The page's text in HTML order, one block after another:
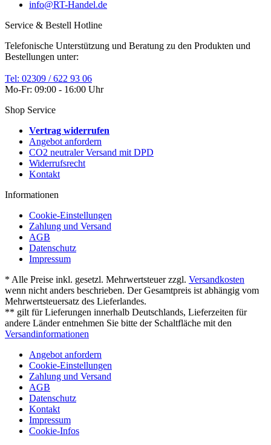
info@RT-Handel.de
Service & Bestell Hotline
Telefonische Unterstützung und Beratung zu den Produkten und
Bestellungen unter:
Tel: 02309 / 622 93 06
Mo-Fr: 09:00 - 16:00 Uhr
Shop Service
Vertrag widerrufen
Angebot anfordern
CO2 neutraler Versand mit DPD
Widerrufsrecht
Kontakt
Informationen
Cookie-Einstellungen
Zahlung und Versand
AGB
Datenschutz
Impressum
* Alle Preise inkl. gesetzl. Mehrwertsteuer zzgl. Versandkosten
wenn nicht anders beschrieben. Der Gesamtpreis ist abhängig vom
Mehrwertsteuersatz des Lieferlandes.
** gilt für Lieferungen innerhalb Deutschlands, Lieferzeiten für
andere Länder entnehmen Sie bitte der Schaltfläche mit den
Versandinformationen
Angebot anfordern
Cookie-Einstellungen
Zahlung und Versand
AGB
Datenschutz
Kontakt
Impressum
Cookie-Infos